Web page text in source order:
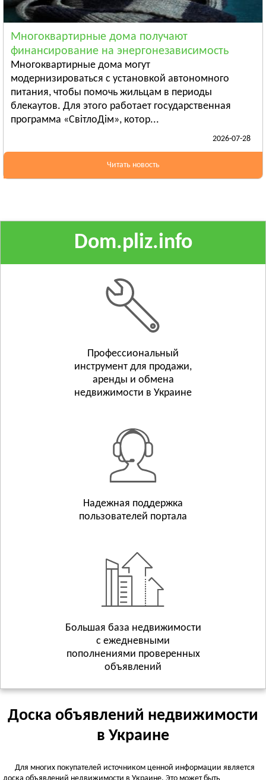
Ананьев
Арциз
Балта
ПОЛТАВСКАЯ ОБЛАСТЬ
Гадяч
Глобино
РОВЕНСКАЯ ОБЛАСТЬ
Березно
Смотреть всё
СУМСКАЯ ОБЛАСТЬ
Смотреть всё
ТЕРНОПОЛЬСКАЯ ОБЛАСТЬ
Смотреть всё
Смотреть всё
ХЕРСОНСКАЯ ОБЛАСТЬ
ХМЕЛЬНИЦКАЯ ОБЛАСТЬ
Смотреть всё
ЧЕРКАССКАЯ ОБЛАСТЬ
ЧЕРНИГОВСКАЯ ОБЛАСТЬ
Многоквартирные дома получают
финансирование на энергонезависимость
Многоквартирные дома могут
модернизироваться с установкой автономного
питания, чтобы помочь жильцам в периоды
блекаутов. Для этого работает государственная
программа «СвітлоДім», котор...
2026-07-28
Читать новость
Dom.pliz.info
Профессиональный
инструмент для продажи,
аренды и обмена
недвижимости в Украине
Надежная поддержка
пользователей портала
Большая база недвижимости
с ежедневными
пополнениями проверенных
объявлений
Доска объявлений недвижимости
в Украине
Для многих покупателей источником ценной информации является